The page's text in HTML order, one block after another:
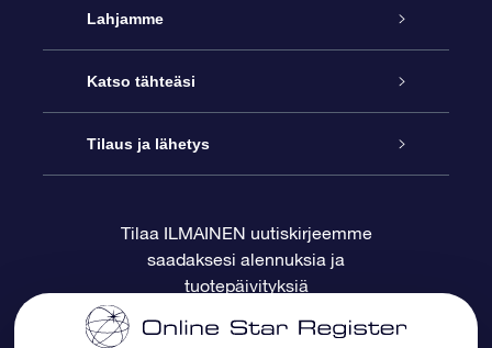
Palvelu
Ota meihin yhteyttä
Blogi
Arvostelut
Lahjamme
Online Star -lahja
OSR-lahjapakkaus
OSR-lahjakortti
Yrityslahjat
Katso tähteäsi
Star Register
Henkilökohtainen Tähtisivu
One Million Stars
Tilaus ja lähetys
Maksutiedot
Toimitustiedot
Tilaa ILMAINEN uutiskirjeemme
saadaksesi alennuksia ja
tuotepäivityksiä